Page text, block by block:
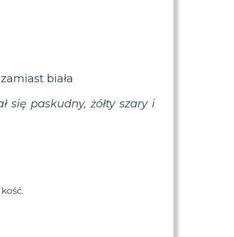
biała
się paskudny, żółty szary i